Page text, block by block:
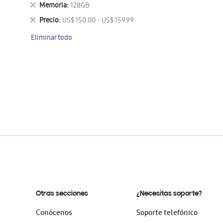
artículo
Memoria 128GB
Eliminar
este
artículo
Precio US$ 150.00 - US$ 159.99
Eliminar
artículo
Eliminar todo
Otras secciones
Conócenos
¿Necesitas soporte?
Soporte telefónico